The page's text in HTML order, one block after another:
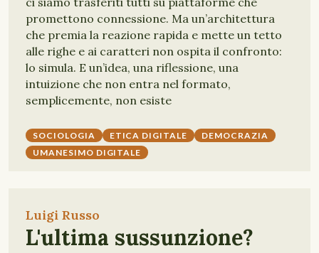
promettono connessione. Ma un’architettura
che premia la reazione rapida e mette un tetto
alle righe e ai caratteri non ospita il confronto:
lo simula. E un’idea, una riflessione, una
intuizione che non entra nel formato,
semplicemente, non esiste
SOCIOLOGIA ETICA DIGITALE
DEMOCRAZIA
UMANESIMO DIGITALE
Luigi Russo
L'ultima sussunzione?